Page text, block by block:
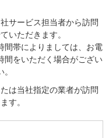
サービス担当者から訪問
いただきます。
間帯によりましては、お電
間をいただく場合がござい
は当社指定の業者が訪問
す。